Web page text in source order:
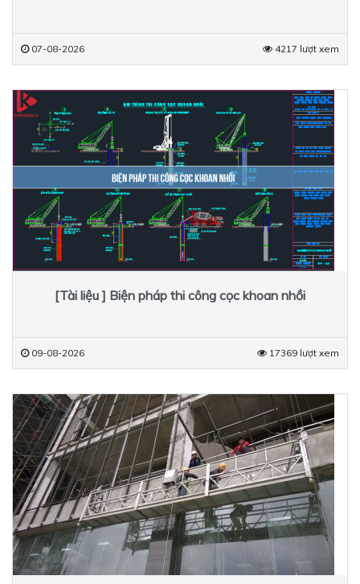
07-08-2026 4217 lượt xem
[Tài liệu ] Biện pháp thi công cọc khoan nhồi
09-08-2026 17369 lượt xem